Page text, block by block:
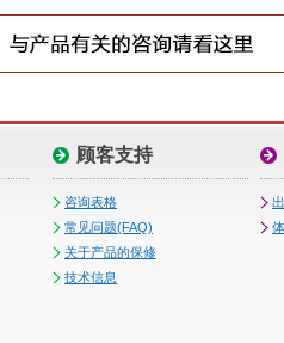
顾客支持
咨询表格
常见问题(FAQ)
关于产品的保修
技术信息